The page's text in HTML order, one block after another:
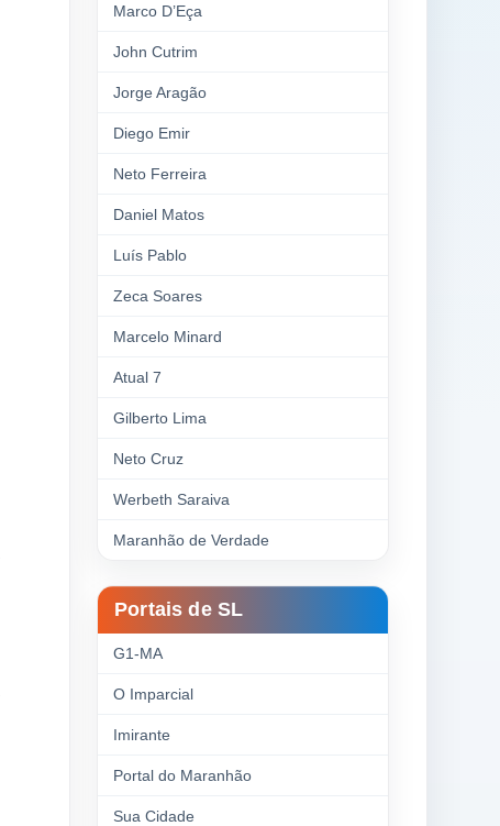
Marco D’Eça
John Cutrim
Jorge Aragão
Diego Emir
Neto Ferreira
Daniel Matos
Luís Pablo
Zeca Soares
Marcelo Minard
Atual 7
Gilberto Lima
Neto Cruz
Werbeth Saraiva
Maranhão de Verdade
Portais de SL
G1-MA
O Imparcial
Imirante
Portal do Maranhão
Sua Cidade